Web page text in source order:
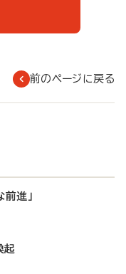
前のページに戻る
進」
起